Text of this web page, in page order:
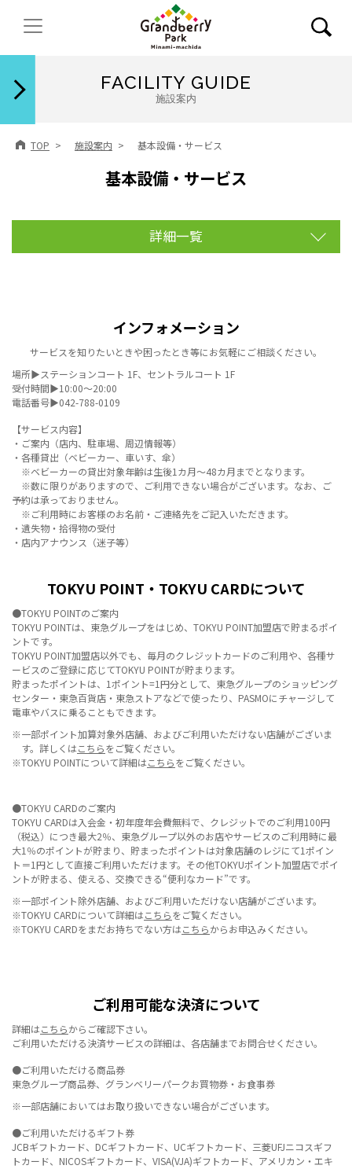
FACILITY GUIDE
施設案内
TOP 施設案内 基本設備・サービス
基本設備・サービス
詳細一覧
〉ご利用可能な決済について
〉ATMコーナー
〉外貨両替機
〉証明写真機
〉多機能トイレ
〉女性用へアアイロン レンタルサービス
〉ペットルール・ペットトイレ
〉ベビールーム
〉コインロッカー
〉冷蔵ロッカー
〉カーシェア（タイムズカー）
〉駐車場定期券
〉無料Wi-Fi
〉遺失物・拾得物のご案内
インフォメーション
サービスを知りたいときや困ったとき等にお気軽にご相談ください。
場所▶ステーションコート 1F、セントラルコート 1F
受付時間▶10:00～20:00
電話番号▶042-788-0109
【サービス内容】
・ご案内（店内、駐車場、周辺情報等）
・各種貸出（ベビーカー、車いす、傘）
※ベビーカーの貸出対象年齢は生後1カ月～48カ月までとなります。
※数に限りがありますので、ご利用できない場合がございます。なお、ご
予約は承っておりません。
※ご利用時にお客様のお名前・ご連絡先をご記入いただきます。
・遺失物・拾得物の受付
・店内アナウンス（迷子等）
TOKYU POINT・TOKYU CARDについて
●TOKYU POINTのご案内
TOKYU POINTは、東急グループをはじめ、TOKYU POINT加盟店で貯まるポイ
ントです。
TOKYU POINT加盟店以外でも、毎月のクレジットカードのご利用や、各種サ
ービスのご登録に応じてTOKYU POINTが貯まります。
貯まったポイントは、1ポイント=1円分として、東急グループのショッピング
センター・東急百貨店・東急ストアなどで使ったり、PASMOにチャージして
電車やバスに乗ることもできます。
※一部ポイント加算対象外店舗、およびご利用いただけない店舗がございま
す。詳しくはこちらをご覧ください。
※TOKYU POINTについて詳細はこちらをご覧ください。
●TOKYU CARDのご案内
TOKYU CARDは入会金・初年度年会費無料で、クレジットでのご利用100円
（税込）につき最大2％、東急グループ以外のお店やサービスのご利用時に最
大1％のポイントが貯まり、貯まったポイントは対象店舗のレジにて1ポイン
ト＝1円として直接ご利用いただけます。その他TOKYUポイント加盟店でポイ
ントが貯まる、使える、交換できる“便利なカード”です。
※一部ポイント除外店舗、およびご利用いただけない店舗がございます。
※TOKYU CARDについて詳細はこちらをご覧ください。
※TOKYU CARDをまだお持ちでない方はこちらからお申込みください。
ご利用可能な決済について
詳細はこちらからご確認下さい。
ご利用いただける決済サービスの詳細は、各店舗までお問合せください。
●ご利用いただける商品券
東急グループ商品券、グランベリーパークお買物券・お食事券
※一部店舗においてはお取り扱いできない場合がございます。
●ご利用いただけるギフト券
JCBギフトカード、DCギフトカード、UCギフトカード、三菱UFJニコスギフ
トカード、NICOSギフトカード、VISA(VJA)ギフトカード、アメリカン・エキ
閉じる